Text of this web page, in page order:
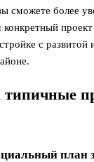
сможете более
с развитой
план